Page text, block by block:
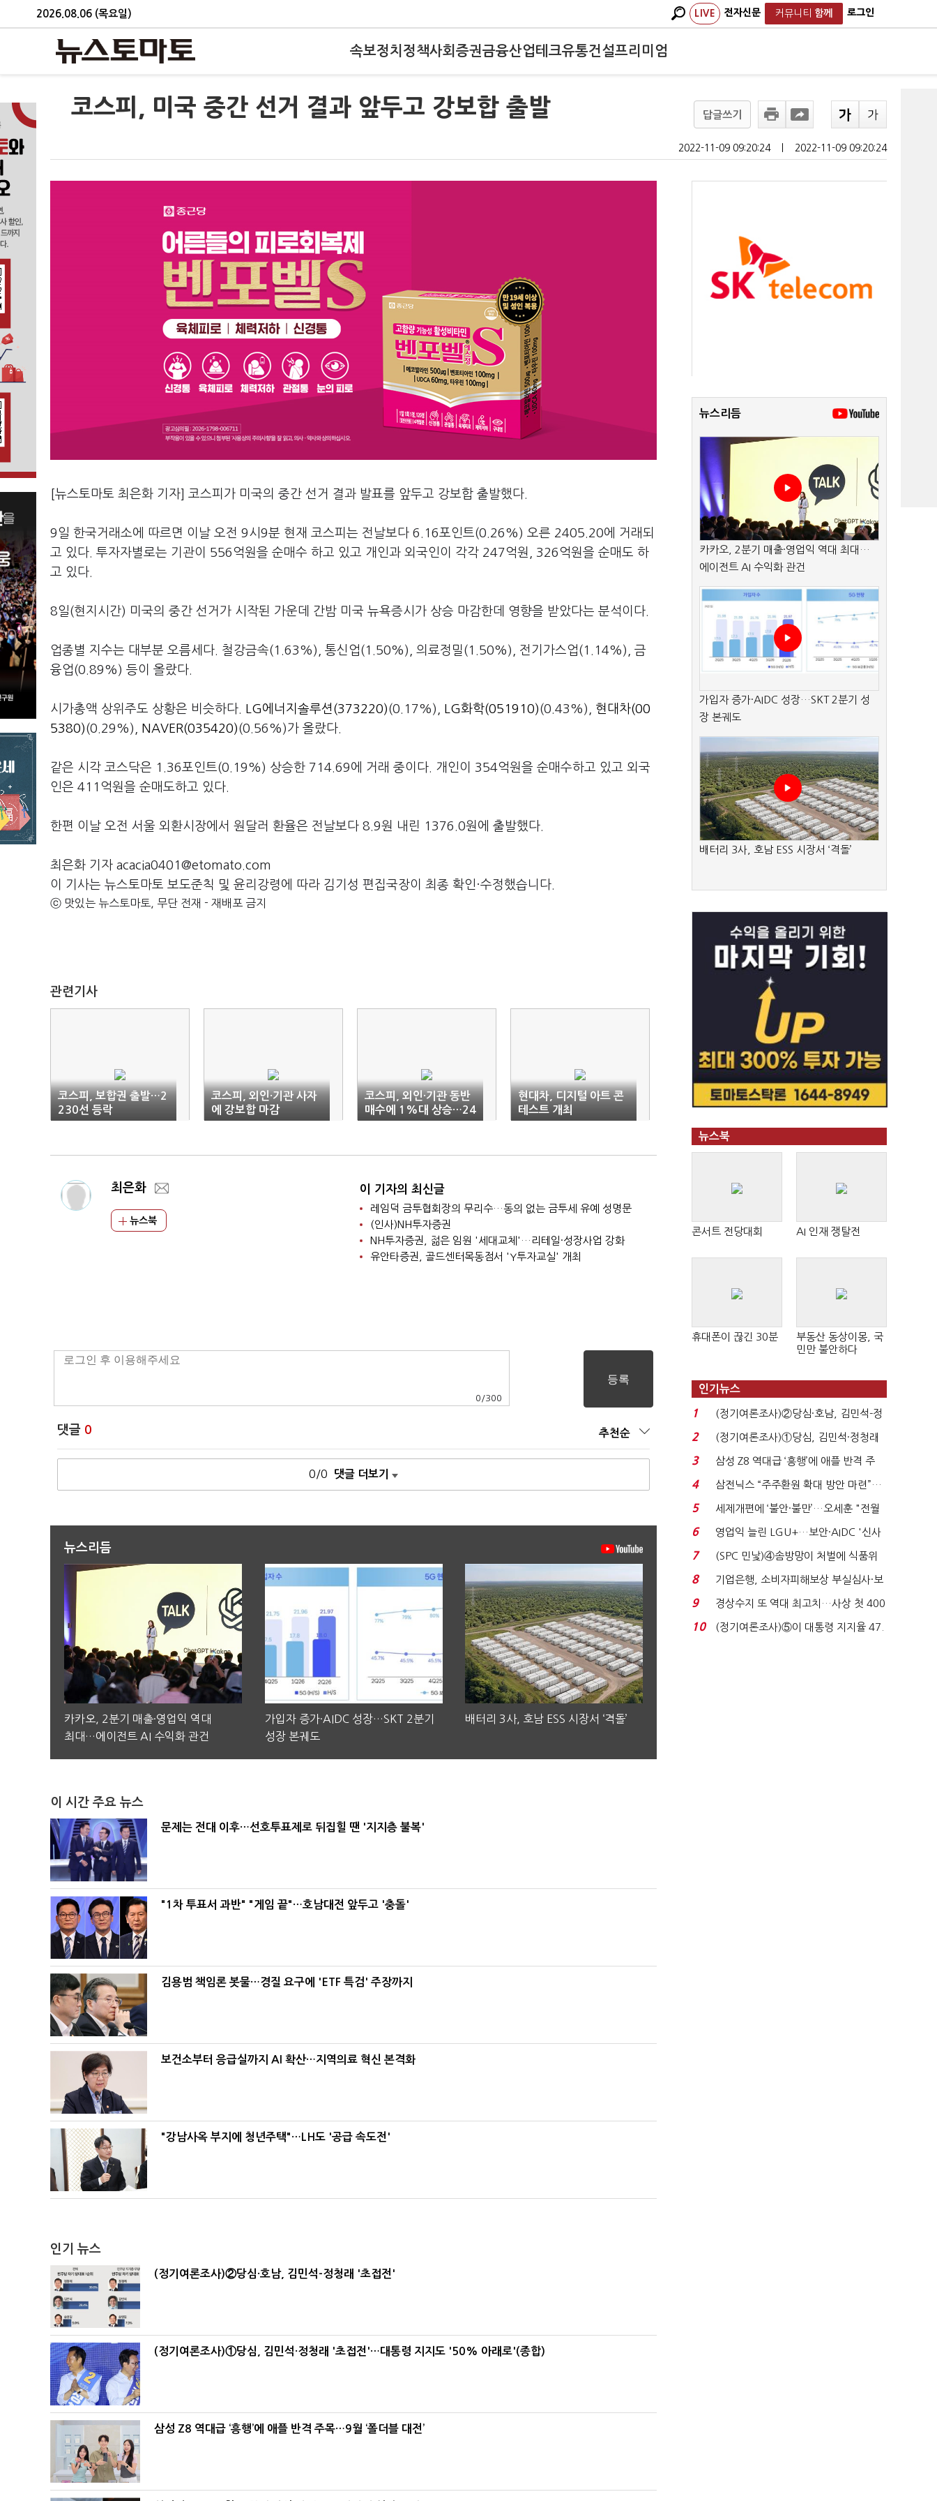
2026.08.06 (목요일) LIVE 전자신문 커뮤니티 함께 로그인
속보정치 정책사회 증권금융산업테크유통건설프리미엄
코스피, 미국 중간 선거 결과 앞두고 강보합 출발 답글쓰기
2022-11-09 09:20:24 2022-11-09 09:20:24
[뉴스토마토 최은화 기자] 코스피가 미국의 중간 선거 결과 발표를 앞두고 강보합 출발했다.
9일 한국거래소에 따르면 이날 오전 9시9분 현재 코스피는 전날보다 6.16포인트(0.26%) 오른 2405.20에 거래되
고 있다. 투자자별로는 기관이 556억원을 순매수 하고 있고 개인과 외국인이 각각 247억원, 326억원을 순매도 하
고 있다.
8일(현지시간) 미국의 중간 선거가 시작된 가운데 간밤 미국 뉴욕증시가 상승 마감한데 영향을 받았다는 분석이다.
업종별 지수는 대부분 오름세다. 철강금속(1.63%), 통신업(1.50%), 의료정밀(1.50%), 전기가스업(1.14%), 금
융업(0.89%) 등이 올랐다.
시가총액 상위주도 상황은 비슷하다. LG에너지솔루션(373220)(0.17%), LG화학(051910)(0.43%), 현대차(00
5380)(0.29%), NAVER(035420)(0.56%)가 올랐다.
같은 시각 코스닥은 1.36포인트(0.19%) 상승한 714.69에 거래 중이다. 개인이 354억원을 순매수하고 있고 외국
인은 411억원을 순매도하고 있다.
한편 이날 오전 서울 외환시장에서 원달러 환율은 전날보다 8.9원 내린 1376.0원에 출발했다.
최은화 기자 acacia0401@etomato.com
이 기사는 뉴스토마토 보도준칙 및 윤리강령에 따라 김기성 편집국장이 최종 확인·수정했습니다.
ⓒ 맛있는 뉴스토마토, 무단 전재 - 재배포 금지
관련기사
코스피, 보합권 출발…2
230선 등락
코스피, 외인·기관 사자
에 강보합 마감
코스피, 외인·기관 동반
매수에 1%대 상승…24
00선 코앞
현대차, 디지털 아트 콘
테스트 개최
최은화
뉴스북
이 기자의 최신글
레임덕 금투협회장의 무리수…동의 없는 금투세 유예 성명문
(인사)NH투자증권
NH투자증권, 젊은 임원 '세대교체'…리테일·성장사업 강화
유안타증권, 골드센터목동점서 'Y투자교실' 개최
0 /300
댓글 0 추천순
0/0 댓글 더보기
뉴스리듬
카카오, 2분기 매출·영업익 역대
최대…에이전트 AI 수익화 관건
가입자 증가·AIDC 성장…SKT 2분기
성장 본궤도
배터리 3사, 호남 ESS 시장서 ‘격돌’
이 시간 주요 뉴스
문제는 전대 이후…선호투표제로 뒤집힐 땐 '지지층 불복'
"1차 투표서 과반" "게임 끝"…호남대전 앞두고 '충돌'
김용범 책임론 봇물…경질 요구에 'ETF 특검' 주장까지
보건소부터 응급실까지 AI 확산…지역의료 혁신 본격화
"강남사옥 부지에 청년주택"…LH도 '공급 속도전'
인기 뉴스
(정기여론조사)②당심·호남, 김민석-정청래 '초접전'
(정기여론조사)①당심, 김민석·정청래 '초접전'…대통령 지지도 '50% 아래로'(종합)
삼성 Z8 역대급 ‘흥행’에 애플 반격 주목…9월 ‘폴더블 대전’
뉴스리듬
카카오, 2분기 매출·영업익 역대 최대…
에이전트 AI 수익화 관건
가입자 증가·AIDC 성장…SKT 2분기 성
장 본궤도
배터리 3사, 호남 ESS 시장서 ‘격돌’
뉴스북
콘서트 전당대회 AI 인재 쟁탈전
휴대폰이 끊긴 30분
부동산 동상이몽, 국
민만 불안하다
인기뉴스
1
(정기여론조사)②당심·호남, 김민석-정
청래 '초접전'...
2
(정기여론조사)①당심, 김민석·정청래
'초접전'…대통령 ...
3
삼성 Z8 역대급 ‘흥행’에 애플 반격 주
목…9월 ‘폴...
4
삼전닉스 “주주환원 확대 방안 마련”…
로이터에 성명...
5
세제개편에 ‘불안·불만’…오세훈 "전월
세 구하기 더 ...
6
영업익 늘린 LGU+…보안·AIDC '신사
업 드라이브'...
7
(SPC 민낯)④솜방망이 처벌에 식품위
생법 위반 반복...
8
기업은행, 소비자피해보상 부실심사·보
이스피싱 공시 ...
9
경상수지 또 역대 최고치…사상 첫 400
억달러에 '3% 성...
10
(정기여론조사)⑤이 대통령 지지율 47.